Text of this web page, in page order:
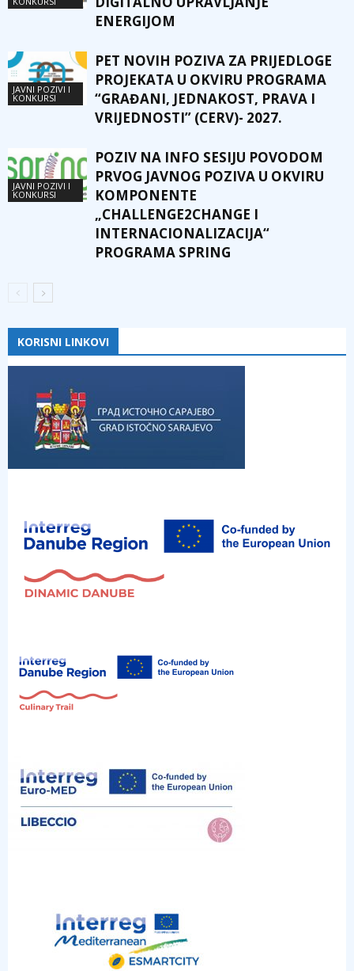
ENERGIJOM
JAVNI POZIVI I
KONKURSI
PET NOVIH POZIVA ZA PRIJEDLOGE
PROJEKATA U OKVIRU PROGRAMA
“GRAĐANI, JEDNAKOST, PRAVA I
VRIJEDNOSTI” (CERV)- 2027.
JAVNI POZIVI I
KONKURSI
POZIV NA INFO SESIJU POVODOM
PRVOG JAVNOG POZIVA U OKVIRU
KOMPONENTE
„CHALLENGE2CHANGE I
INTERNACIONALIZACIJA“
PROGRAMA SPRING
KORISNI LINKOVI